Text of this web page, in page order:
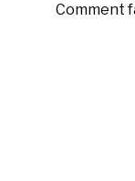
Comment